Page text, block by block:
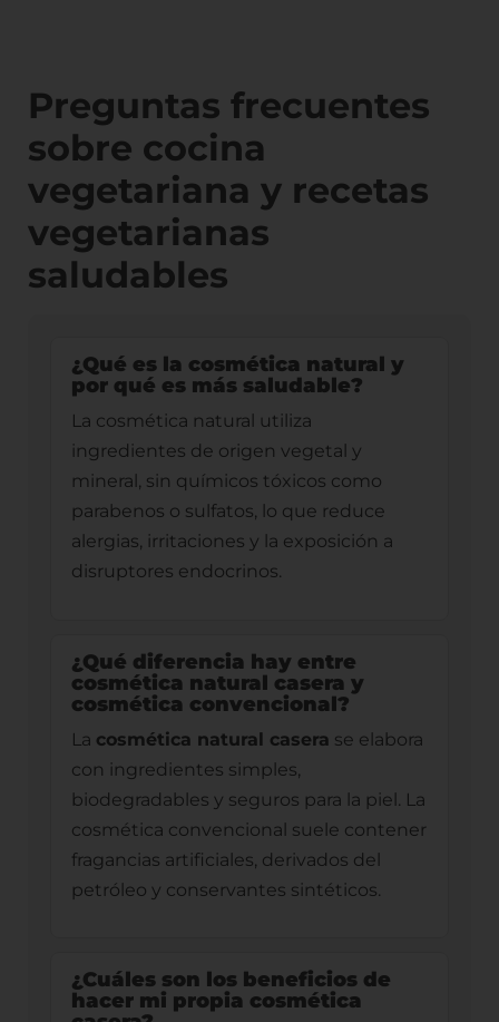
Preguntas frecuentes
sobre cocina
vegetariana y recetas
vegetarianas
saludables
¿Qué es la cosmética natural y
por qué es más saludable?
La cosmética natural utiliza
ingredientes de origen vegetal y
mineral, sin químicos tóxicos como
parabenos o sulfatos, lo que reduce
alergias, irritaciones y la exposición a
disruptores endocrinos.
¿Qué diferencia hay entre
cosmética natural casera y
cosmética convencional?
La cosmética natural casera se elabora
con ingredientes simples,
biodegradables y seguros para la piel. La
cosmética convencional suele contener
fragancias artificiales, derivados del
petróleo y conservantes sintéticos.
¿Cuáles son los beneficios de
hacer mi propia cosmética